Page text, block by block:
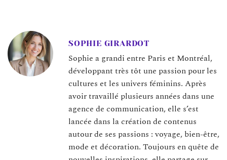
SOPHIE GIRARDOT
Sophie a grandi entre Paris et Montréal,
développant très tôt une passion pour les
cultures et les univers féminins. Après
avoir travaillé plusieurs années dans une
agence de communication, elle s’est
lancée dans la création de contenus
autour de ses passions : voyage, bien-être,
mode et décoration. Toujours en quête de